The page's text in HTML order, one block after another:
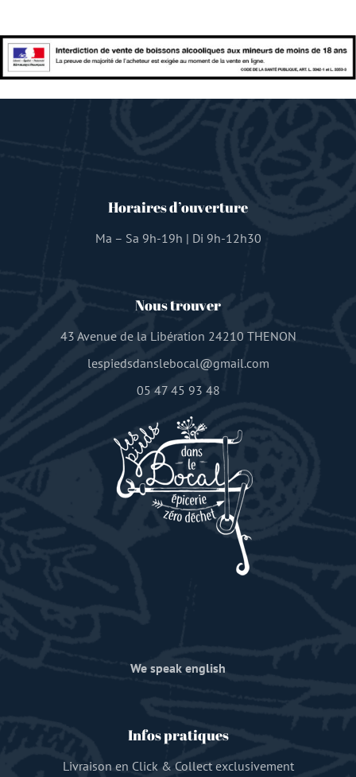
Horaires d’ouverture
Ma – Sa 9h-19h | Di 9h-12h30
Nous trouver
43 Avenue de la Libération 24210 THENON
lespiedsdanslebocal@gmail.com
05 47 45 93 48
We speak english
Infos pratiques
Livraison en Click & Collect exclusivement